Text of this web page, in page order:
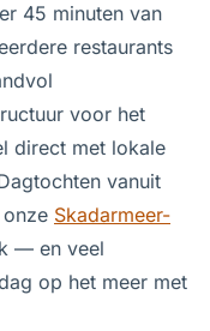
45 minuten van
restaurants
voor het
direct met lokale
vanuit
Skadarmeer-
— en veel
op het meer met